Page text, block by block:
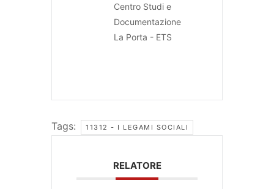
Centro Studi e
Documentazione
La Porta - ETS
Tags: 11312 - I LEGAMI SOCIALI
RELATORE